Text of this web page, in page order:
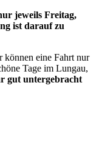
jeweils Freitag,
ist darauf zu
können eine Fahrt nur
Tage im Lungau,
gut untergebracht